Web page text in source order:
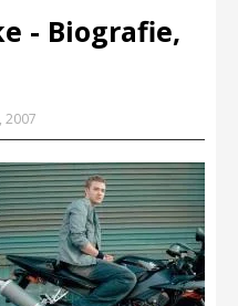
- Biografie,
2007